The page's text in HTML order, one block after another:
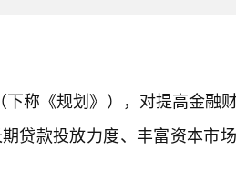
称《规划》），对提高金融
贷款投放力度、丰富资本市